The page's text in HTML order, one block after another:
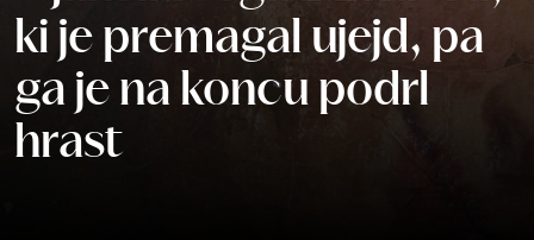
ki je premagal ujejd, pa
ga je na koncu podrl
hrast